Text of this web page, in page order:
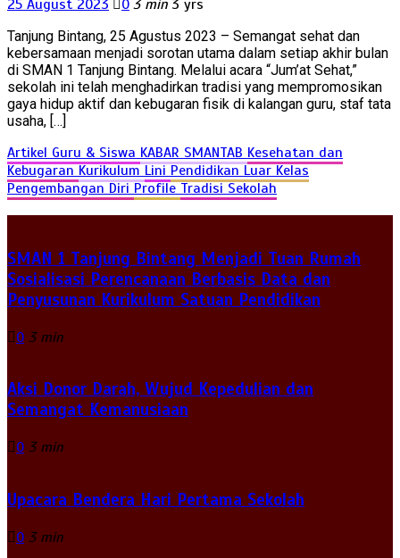
25 August 2023
0 3 min 3 yrs
Tanjung Bintang, 25 Agustus 2023 – Semangat sehat dan
kebersamaan menjadi sorotan utama dalam setiap akhir bulan
di SMAN 1 Tanjung Bintang. Melalui acara “Jum’at Sehat,”
sekolah ini telah menghadirkan tradisi yang mempromosikan
gaya hidup aktif dan kebugaran fisik di kalangan guru, staf tata
usaha, […]
Artikel Guru & Siswa KABAR SMANTAB Kesehatan dan
Kebugaran Kurikulum Lini Pendidikan Luar Kelas
Pengembangan Diri Profile Tradisi Sekolah
SMAN 1 Tanjung Bintang Menjadi Tuan Rumah
Sosialisasi Perencanaan Berbasis Data dan
Penyusunan Kurikulum Satuan Pendidikan
0 3 min
Aksi Donor Darah, Wujud Kepedulian dan
Semangat Kemanusiaan
0 3 min
Upacara Bendera Hari Pertama Sekolah
0 3 min